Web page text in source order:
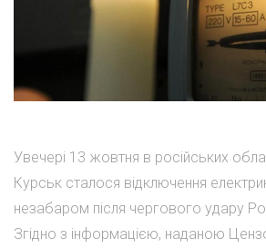
Увечері 13 жовтня в російських
Курськ сталося відключення
незабаром після чергового удару
Згідно з інформацією, наданою